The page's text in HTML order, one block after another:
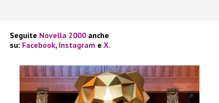
Seguite Novella 2000 anche
su: Facebook, Instagram e X.